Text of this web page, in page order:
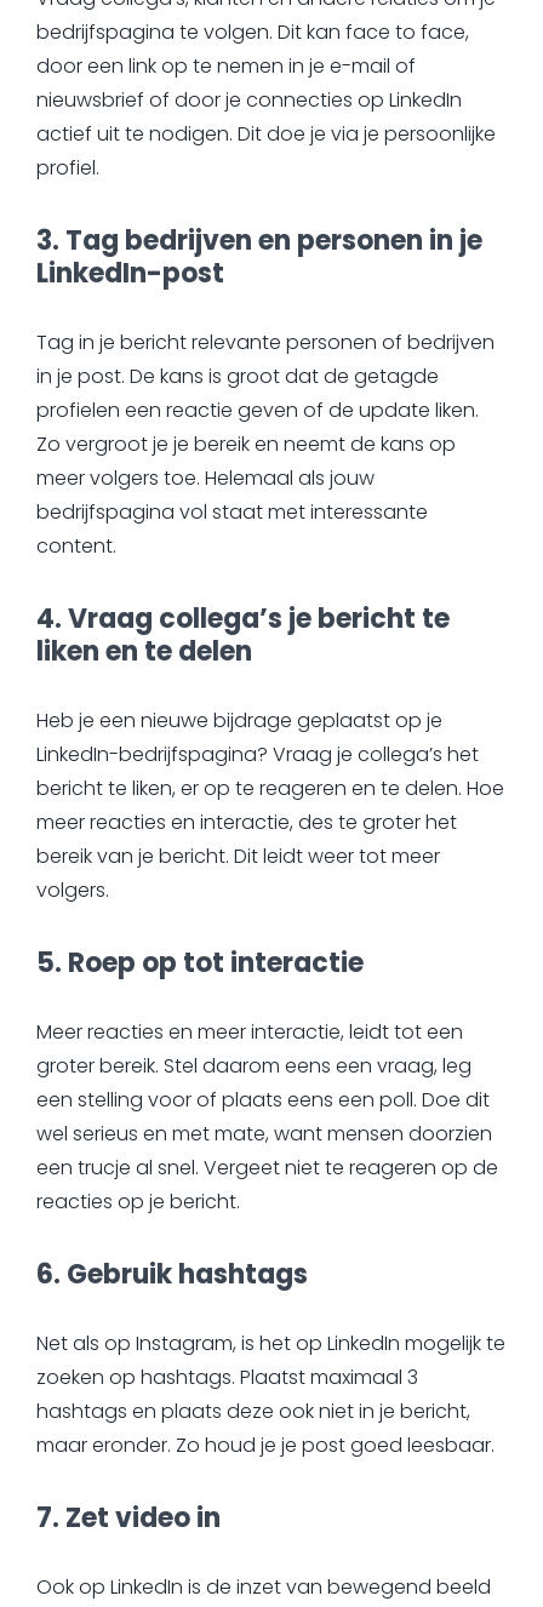
bedrijfspagina te volgen. Dit kan face to face,
door een link op te nemen in je e-mail of
nieuwsbrief of door je connecties op LinkedIn
actief uit te nodigen. Dit doe je via je persoonlijke
profiel.
3. Tag bedrijven en personen in je
LinkedIn-post
Tag in je bericht relevante personen of bedrijven
in je post. De kans is groot dat de getagde
profielen een reactie geven of de update liken.
Zo vergroot je je bereik en neemt de kans op
meer volgers toe. Helemaal als jouw
bedrijfspagina vol staat met interessante
content.
4. Vraag collega’s je bericht te
liken en te delen
Heb je een nieuwe bijdrage geplaatst op je
LinkedIn-bedrijfspagina? Vraag je collega’s het
bericht te liken, er op te reageren en te delen. Hoe
meer reacties en interactie, des te groter het
bereik van je bericht. Dit leidt weer tot meer
volgers.
5. Roep op tot interactie
Meer reacties en meer interactie, leidt tot een
groter bereik. Stel daarom eens een vraag, leg
een stelling voor of plaats eens een poll. Doe dit
wel serieus en met mate, want mensen doorzien
een trucje al snel. Vergeet niet te reageren op de
reacties op je bericht.
6. Gebruik hashtags
Net als op Instagram, is het op LinkedIn mogelijk te
zoeken op hashtags. Plaatst maximaal 3
hashtags en plaats deze ook niet in je bericht,
maar eronder. Zo houd je je post goed leesbaar.
7. Zet video in
Ook op LinkedIn is de inzet van bewegend beeld